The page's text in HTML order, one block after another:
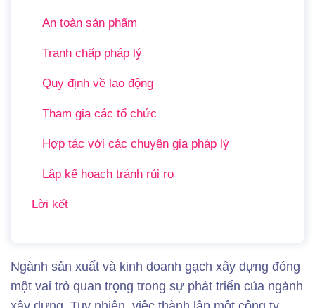
An toàn sản phẩm
Tranh chấp pháp lý
Quy định về lao động
Tham gia các tổ chức
Hợp tác với các chuyên gia pháp lý
Lập kế hoạch tránh rủi ro
Lời kết
Ngành sản xuất và kinh doanh gạch xây dựng đóng
một vai trò quan trọng trong sự phát triển của ngành